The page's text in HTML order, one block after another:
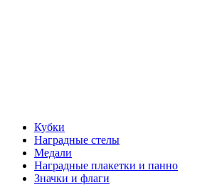
Кубки
Наградные стелы
Медали
Наградные плакетки и панно
Значки и флаги